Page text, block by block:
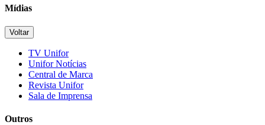
Mídias
Voltar
TV Unifor
Unifor Notícias
Central de Marca
Revista Unifor
Sala de Imprensa
Outros